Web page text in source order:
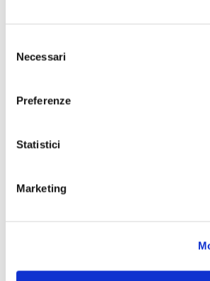
delNecessari
Preferenze
Statistici
Marketing
BANDIERE ARANCIONI